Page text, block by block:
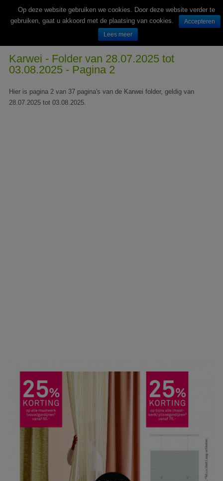
Wekelijks nieuwe folders van Nederlandse supermarkten en winkels
Karwei - Folder van 28.07.2025 tot
03.08.2025 - Pagina 2
Hier is pagina 2 van 37 pagina's van de Karwei folder, geldig van
28.07.2025 tot 03.08.2025.
Op deze website gebruiken we cookies. Door deze website verder te
gebruiken, gaat u akkoord met de plaatsing van cookies.
Accepteren
Lees meer